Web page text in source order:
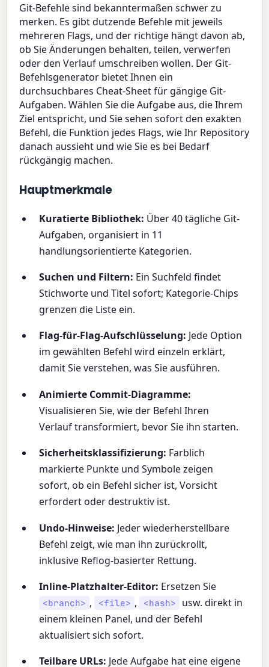
Git-Befehle sind bekanntermaßen schwer zu
merken. Es gibt dutzende Befehle mit jeweils
mehreren Flags, und der richtige hängt davon ab,
ob Sie Änderungen behalten, teilen, verwerfen
oder den Verlauf umschreiben wollen. Der Git-
Befehlsgenerator bietet Ihnen ein
durchsuchbares Cheat-Sheet für gängige Git-
Aufgaben. Wählen Sie die Aufgabe aus, die Ihrem
Ziel entspricht, und Sie sehen sofort den exakten
Befehl, die Funktion jedes Flags, wie Ihr Repository
danach aussieht und wie Sie es bei Bedarf
rückgängig machen.
Hauptmerkmale
Kuratierte Bibliothek: Über 40 tägliche Git-
Aufgaben, organisiert in 11
handlungsorientierte Kategorien.
Suchen und Filtern: Ein Suchfeld findet
Stichworte und Titel sofort; Kategorie-Chips
grenzen die Liste ein.
Flag-für-Flag-Aufschlüsselung: Jede Option
im gewählten Befehl wird einzeln erklärt,
damit Sie verstehen, was Sie ausführen.
Animierte Commit-Diagramme:
Visualisieren Sie, wie der Befehl Ihren
Verlauf transformiert, bevor Sie ihn starten.
Sicherheitsklassifizierung: Farblich
markierte Punkte und Symbole zeigen
sofort, ob ein Befehl sicher ist, Vorsicht
erfordert oder destruktiv ist.
Undo-Hinweise: Jeder wiederherstellbare
Befehl zeigt, wie man ihn zurückrollt,
inklusive Reflog-basierter Rettung.
Inline-Platzhalter-Editor: Ersetzen Sie
<branch> , <file> , <hash>
usw. direkt in
einem kleinen Panel, und der Befehl
aktualisiert sich sofort.
Teilbare URLs: Jede Aufgabe hat eine eigene